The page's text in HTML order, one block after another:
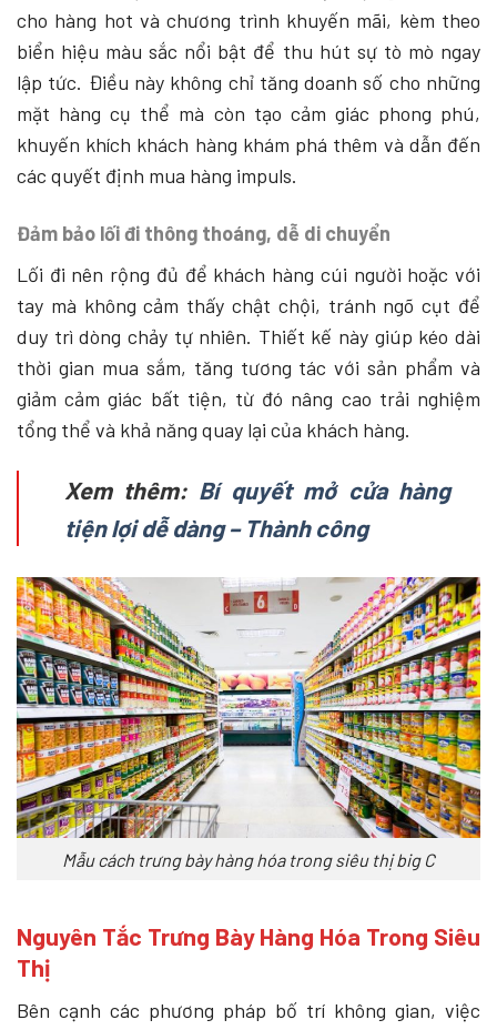
cho hàng hot và chương trình khuyến mãi, kèm theo
biển hiệu màu sắc nổi bật để thu hút sự tò mò ngay
lập tức. Điều này không chỉ tăng doanh số cho những
mặt hàng cụ thể mà còn tạo cảm giác phong phú,
khuyến khích khách hàng khám phá thêm và dẫn đến
các quyết định mua hàng impuls.
Đảm bảo lối đi thông thoáng, dễ di chuyển
Lối đi nên rộng đủ để khách hàng cúi người hoặc với
tay mà không cảm thấy chật chội, tránh ngõ cụt để
duy trì dòng chảy tự nhiên. Thiết kế này giúp kéo dài
thời gian mua sắm, tăng tương tác với sản phẩm và
giảm cảm giác bất tiện, từ đó nâng cao trải nghiệm
tổng thể và khả năng quay lại của khách hàng.
Xem thêm: Bí quyết mở cửa hàng
tiện lợi dễ dàng – Thành công
Mẫu cách trưng bày hàng hóa trong siêu thị big C​
Nguyên Tắc Trưng Bày Hàng Hóa Trong Siêu
Thị
Bên cạnh các phương pháp bố trí không gian, việc